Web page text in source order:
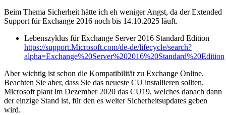
Beim Thema Sicherheit hätte ich eh weniger Angst, da der Extended
Support für Exchange 2016 noch bis 14.10.2025 läuft.
Lebenszyklus für Exchange Server 2016 Standard Edition
https://support.Microsoft.com/de-de/lifecycle/search?
alpha=Exchange%20Server%202016%20Standard%20Edition
Aber wichtig ist schon die Kompatibilität zu Exchange Online.
Beachten Sie aber, dass Sie das neueste CU installieren sollten.
Microsoft plant im Dezember 2020 das CU19, welches danach dann
der einzige Stand ist, für den es weiter Sicherheitsupdates geben
wird.